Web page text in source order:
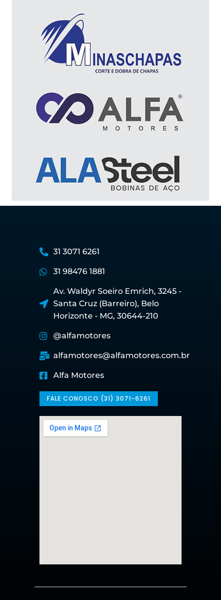
31 3071 6261
31 98476 1881
Av. Waldyr Soeiro Emrich, 3245 -
Santa Cruz (Barreiro), Belo
Horizonte - MG, 30644-210
@alfamotores
alfamotores@alfamotores.com.br
Alfa Motores
FALE CONOSCO (31) 3071-6261